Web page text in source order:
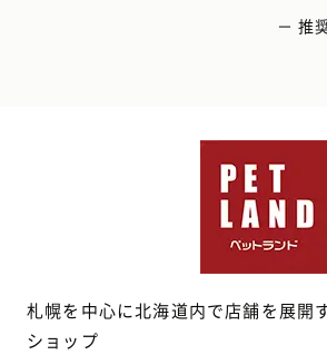
－ 推
札幌を中心に北海道内で店舗を展開
ショップ